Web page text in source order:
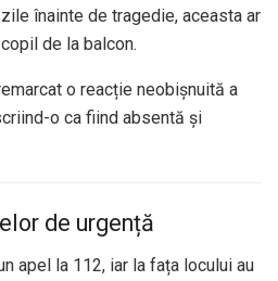
înainte de tragedie, aceasta ar
de la balcon.
o reacție neobișnuită a
o ca fiind absentă și
de urgență
apel la 112, iar la fața locului au